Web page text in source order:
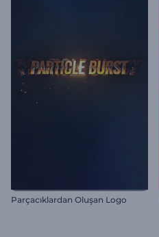
Parçacıklardan Oluşan Logo